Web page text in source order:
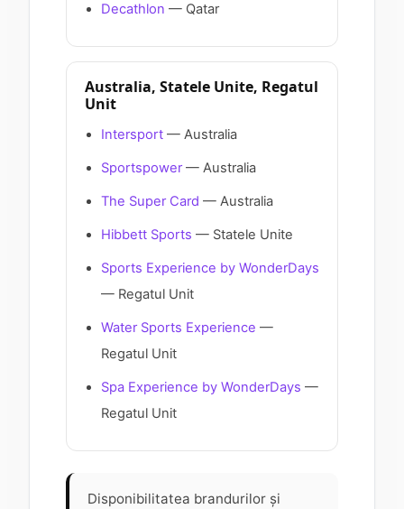
Decathlon — Qatar
Australia, Statele Unite, Regatul
Unit
Intersport — Australia
Sportspower— Australia
The Super Card — Australia
Hibbett Sports — Statele Unite
Sports Experience by WonderDays
— Regatul Unit
Water Sports Experience —
Regatul Unit
Spa Experience by WonderDays —
Regatul Unit
Disponibilitatea brandurilor și